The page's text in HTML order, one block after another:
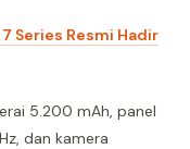
Series Resmi Hadir
5.200 mAh, panel
dan kamera